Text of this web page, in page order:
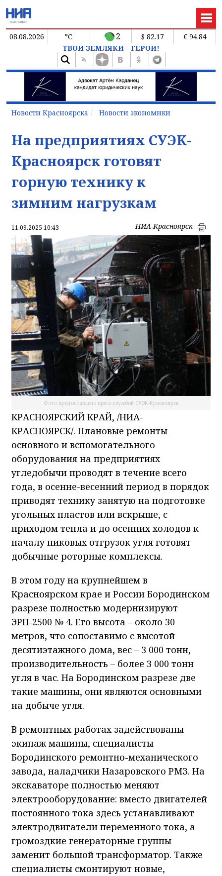
08.08.2026 °C 2 $ 82.17
€ 94.84
ТВОИ ЗЕМЛЯКИ - ГЕРОИ!
Новости Красноярска Новости экономики
На предприятиях СУЭК-
Красноярск готовят
горную технику к
зимним нагрузкам
11.09.2025 10:43 НИА-Красноярск
Фото предоставлено пресс-службой СУЭК-Красноярск
КРАСНОЯРСКИЙ КРАЙ, /НИА-
КРАСНОЯРСК/. Плановые ремонты
основного и вспомогательного
оборудования на предприятиях
угледобычи проводят в течение всего
года, в осенне-весенний период в порядок
приводят технику занятую на подготовке
угольных пластов или вскрыше, с
приходом тепла и до осенних холодов к
началу пиковых отгрузок угля готовят
добычные роторные комплексы.
В этом году на крупнейшем в
Красноярском крае и России Бородинском
разрезе полностью модернизируют
ЭРП-2500 № 4. Его высота – около 30
метров, что сопоставимо с высотой
десятиэтажного дома, вес – 3 000 тонн,
производительность – более 3 000 тонн
угля в час. На Бородинском разрезе две
такие машины, они являются основными
на добыче угля.
В ремонтных работах задействованы
экипаж машины, специалисты
Бородинского ремонтно-механического
завода, наладчики Назаровского РМЗ. На
экскаваторе полностью меняют
электрооборудование: вместо двигателей
постоянного тока здесь устанавливают
электродвигатели переменного тока, а
громоздкие генераторные группы
заменит большой трансформатор. Также
специалисты смонтируют новые,